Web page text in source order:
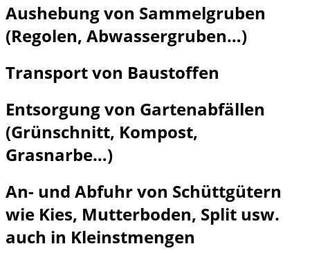
Aushebung von Sammelgruben
(Regolen, Abwassergruben…)
Transport von Baustoffen
Entsorgung von Gartenabfällen
(Grünschnitt, Kompost,
Grasnarbe…)
An- und Abfuhr von Schüttgütern
wie Kies, Mutterboden, Split usw.
auch in Kleinstmengen